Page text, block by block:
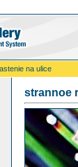
na ulice
strannoe